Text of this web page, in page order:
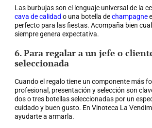
Las burbujas son el lenguaje universal de la
cava de calidad o una botella dechampagne
perfecto para las fiestas. Acompaña bien
siempre genera expectativa.
6. Para regalar a un jefe o
seleccionada
Cuando el regalo tiene un componente más
profesional, presentación y selección son
dos o tres botellas seleccionadas por un
cuidado y buen gusto. En Vinoteca La
ayudarte a armarla.